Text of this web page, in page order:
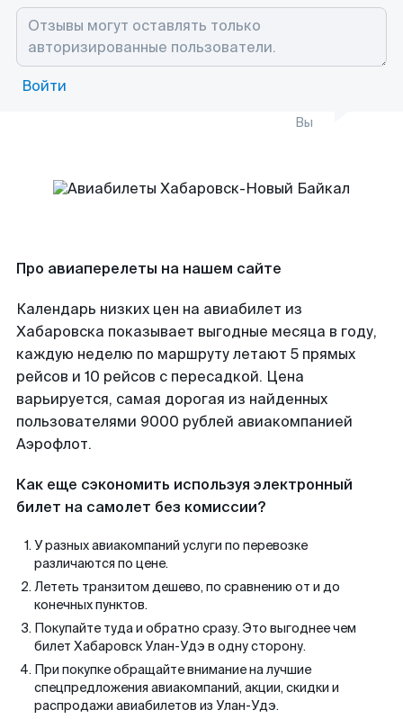
Войти
Вы
Про авиаперелеты на нашем сайте
Календарь низких цен на авиабилет из
Хабаровска показывает выгодные месяца в году,
каждую неделю по маршруту летают 5 прямых
рейсов и 10 рейсов с пересадкой. Цена
варьируется, самая дорогая из найденных
пользователями 9000 рублей авиакомпанией
Аэрофлот.
Как еще сэкономить используя электронный
билет на самолет без комиссии?
У разных авиакомпаний услуги по перевозке
различаются по цене.
Лететь транзитом дешево, по сравнению от и до
конечных пунктов.
Покупайте туда и обратно сразу. Это выгоднее чем
билет Хабаровск Улан-Удэ в одну сторону.
При покупке обращайте внимание на лучшие
спецпредложения авиакомпаний, акции, скидки и
распродажи авиабилетов из Улан-Удэ.